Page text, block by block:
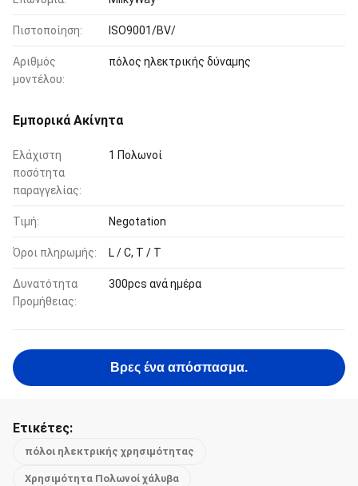
Πιστοποίηση: ISO9001/BV/
Αριθμός
μοντέλου:
πόλος ηλεκτρικής δύναμης
Εμπορικά Ακίνητα
Ελάχιστη
ποσότητα
παραγγελίας:
1 Πολωνοί
Τιμή: Negotation
Όροι πληρωμής: L / C, T / T
Δυνατότητα
Προμήθειας:
300pcs ανά ημέρα
Βρες ένα απόσπασμα.
Ετικέτες:
πόλοι ηλεκτρικής χρησιμότητας
Χρησιμότητα Πολωνοί χάλυβα